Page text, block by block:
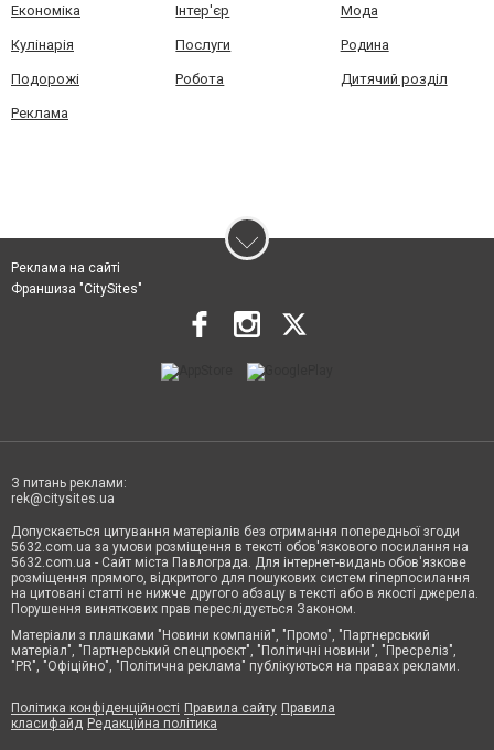
Економіка Інтер'єр Мода
Кулінарія Послуги Родина
Подорожі Робота Дитячий розділ
Реклама
Реклама на сайті
Франшиза "CitySites"
З питань реклами:
rek@citysites.ua
Допускається цитування матеріалів без отримання попередньої згоди
5632.com.ua за умови розміщення в тексті обов'язкового посилання на
5632.com.ua - Сайт міста Павлограда. Для інтернет-видань обов'язкове
розміщення прямого, відкритого для пошукових систем гіперпосилання
на цитовані статті не нижче другого абзацу в тексті або в якості джерела.
Порушення виняткових прав переслідується Законом.
Матеріали з плашками "Новини компаній", "Промо", "Партнерський
матеріал", "Партнерський спецпроєкт", "Політичні новини", "Пресреліз",
"PR", "Офіційно", "Політична реклама" публікуються на правах реклами.
Політика конфіденційності Правила сайту Правила
класифайд Редакційна політика